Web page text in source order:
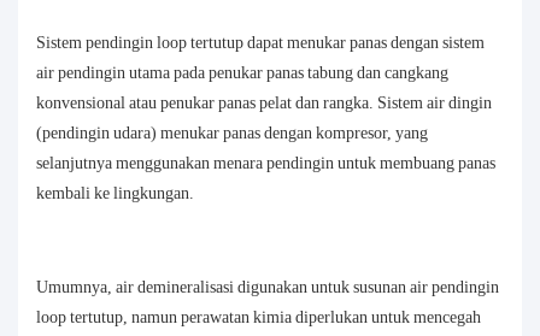
Sistem pendingin loop tertutup dapat menukar panas dengan sistem
air pendingin utama pada penukar panas tabung dan cangkang
konvensional atau penukar panas pelat dan rangka. Sistem air dingin
(pendingin udara) menukar panas dengan kompresor, yang
selanjutnya menggunakan menara pendingin untuk membuang panas
kembali ke lingkungan.
Umumnya, air demineralisasi digunakan untuk susunan air pendingin
loop tertutup, namun perawatan kimia diperlukan untuk mencegah